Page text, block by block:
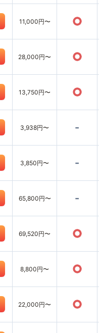
11,000円〜 ○
28,000円〜 ○
13,750円〜 ○
3,938円〜 -
3,850円〜 -
65,800円〜 -
69,520円〜 ○
8,800円〜 ○
22,000円〜 ○